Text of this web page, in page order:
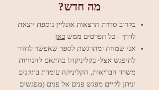
מה חדש?
בקרוב סדרת הרצאות אונליין נוספת יוצאת
לדרך - כל הפרטים ממש כאן
אני שמחה ומתרגשת לספר שאפשר לחזור
להיפגש אצלי בקליניקה! בהתאם להנחיות
משרד הבריאות, הקליניקה עומדת בתקנים
וניתן לקיים מפגש פנים אל פנים (מפגשים